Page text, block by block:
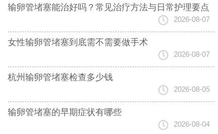
输卵管堵塞能治好吗？常见治疗方法与日常护理要点
2026-08-07
女性输卵管堵塞到底需不需要做手术
2026-08-07
杭州输卵管堵塞检查多少钱
2026-08-05
输卵管堵塞的早期症状有哪些
2026-08-04